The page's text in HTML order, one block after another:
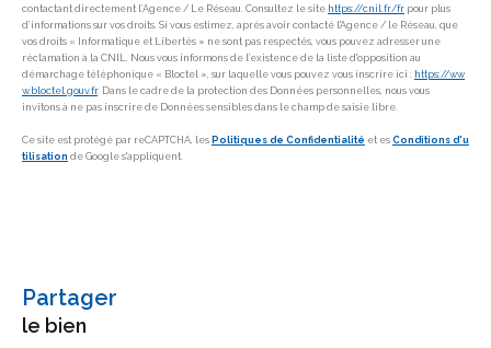
contactant directement l’Agence / Le Réseau. Consultez le site https://cnil.fr/fr pour plus
d’informations sur vos droits. Si vous estimez, après avoir contacté l'Agence / le Réseau, que
vos droits « Informatique et Libertés » ne sont pas respectés, vous pouvez adresser une
réclamation à la CNIL. Nous vous informons de l’existence de la liste d'opposition au
démarchage téléphonique « Bloctel », sur laquelle vous pouvez vous inscrire ici : https://ww
w.bloctel.gouv.fr. Dans le cadre de la protection des Données personnelles, nous vous
invitons à ne pas inscrire de Données sensibles dans le champ de saisie libre.
Ce site est protégé par reCAPTCHA, les Politiques de Confidentialité et es Conditions d'u
tilisation de Google s'appliquent.
partager
le bien